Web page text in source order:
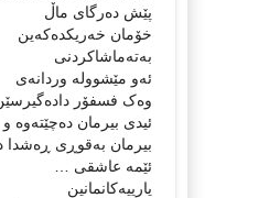
پێش دەرگای ماڵ
خۆمان خەریکدەکەین
بەتەماشاکردنی
ئەو مێشوولە وردانەی
وەک فسفۆر
ئیدی بیرمان دەچێتەوە و
بیرمان بەقوڕی ڕەشدا
ئێمە عاشقی …
یارییەکانمانین